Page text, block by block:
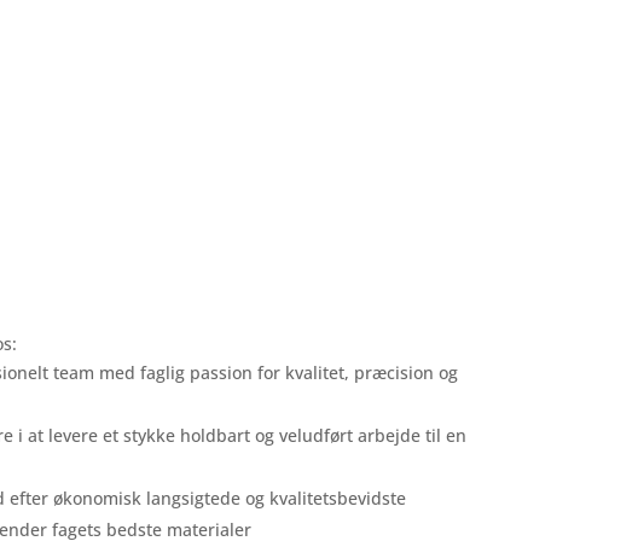
team med faglig passion for kvalitet, præcision og
i at levere et stykke holdbart og veludført arbejde til en
økonomisk langsigtede og kvalitetsbevidste
fagets bedste materialer